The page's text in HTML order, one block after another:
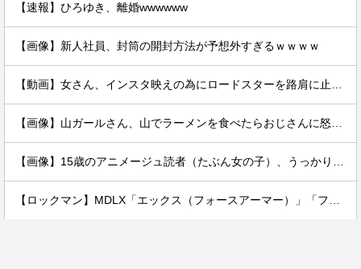
【速報】ひろゆき、離婚wwwwww
【画像】新人社員、封筒の開封方法が予想外すぎるｗｗｗｗ